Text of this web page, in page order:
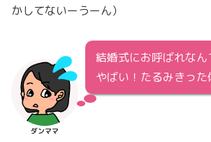
かしてないーうーん）
ダンママ
結婚式にお呼ばれなん
やばい！たるみきった